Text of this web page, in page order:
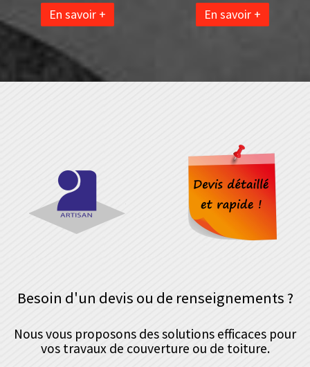
En savoir + En savoir +
Besoin d'un devis ou de renseignements ?
Nous vous proposons des solutions efficaces pour
vos travaux de couverture ou de toiture.